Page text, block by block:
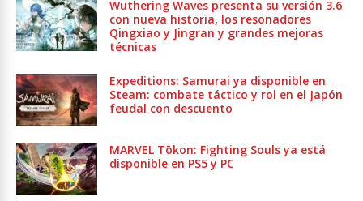
Wuthering Waves presenta su versión 3.6
con nueva historia, los resonadores
Qingxiao y Jingran y grandes mejoras
técnicas
Expeditions: Samurai ya disponible en
Steam: combate táctico y rol en el Japón
feudal con descuento
MARVEL Tōkon: Fighting Souls ya está
disponible en PS5 y PC